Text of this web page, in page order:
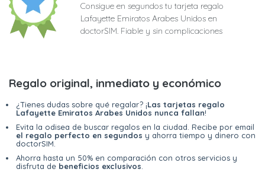
Consigue en segundos tu tarjeta regalo
Lafayette Emiratos Arabes Unidos en
doctorSIM. Fiable y sin complicaciones
Regalo original, inmediato y económico
¿Tienes dudas sobre qué regalar? ¡Las tarjetas regalo
Lafayette Emiratos Arabes Unidos nunca fallan!
Evita la odisea de buscar regalos en la ciudad. Recibe por email
el regalo perfecto en segundos y ahorra tiempo y dinero con
doctorSIM.
Ahorra hasta un 50% en comparación con otros servicios y
disfruta de beneficios exclusivos